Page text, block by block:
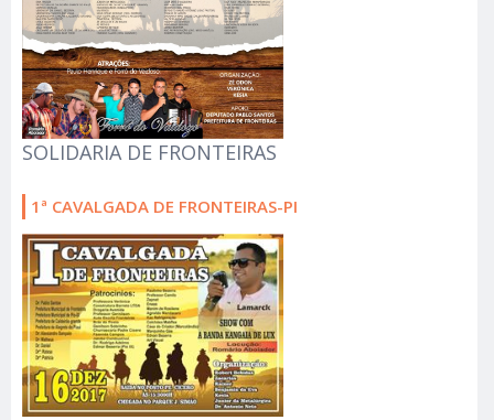
SOLIDARIA DE FRONTEIRAS
1ª CAVALGADA DE FRONTEIRAS-PI